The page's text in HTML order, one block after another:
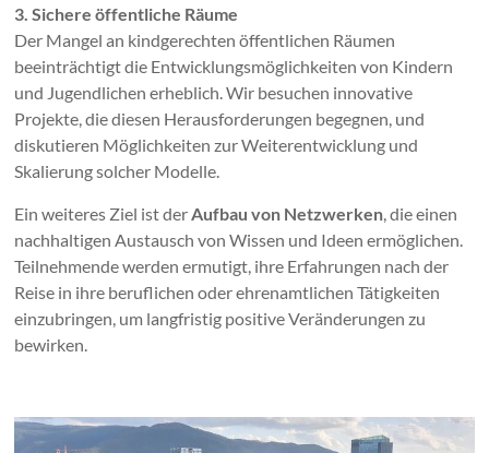
3. Sichere öffentliche Räume
Der Mangel an kindgerechten öffentlichen Räumen
beeinträchtigt die Entwicklungsmöglichkeiten von Kindern
und Jugendlichen erheblich. Wir besuchen innovative
Projekte, die diesen Herausforderungen begegnen, und
diskutieren Möglichkeiten zur Weiterentwicklung und
Skalierung solcher Modelle.
Ein weiteres Ziel ist der Aufbau von Netzwerken , die einen
nachhaltigen Austausch von Wissen und Ideen ermöglichen.
Teilnehmende werden ermutigt, ihre Erfahrungen nach der
Reise in ihre beruflichen oder ehrenamtlichen Tätigkeiten
einzubringen, um langfristig positive Veränderungen zu
bewirken.